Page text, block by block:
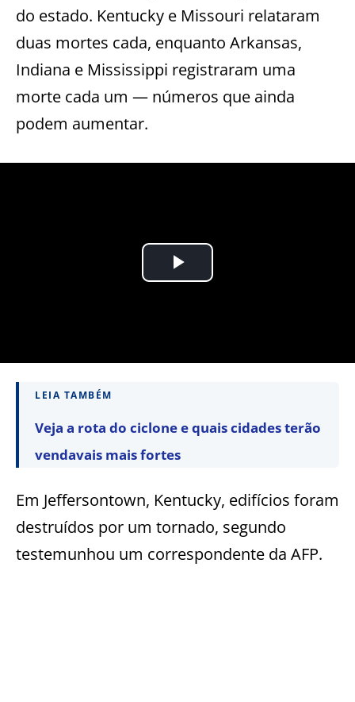
do estado. Kentucky e Missouri relataram
duas mortes cada, enquanto Arkansas,
Indiana e Mississippi registraram uma
morte cada um — números que ainda
podem aumentar.
LEIA TAMBÉM
Veja a rota do ciclone e quais cidades terão
vendavais mais fortes
Em Jeffersontown, Kentucky, edifícios foram
destruídos por um tornado, segundo
testemunhou um correspondente da AFP.